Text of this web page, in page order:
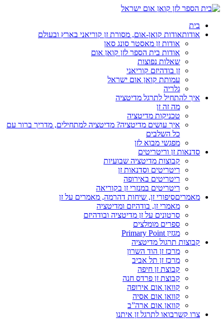
בית
אודותאודות קואן-אום, מסורת זן קוריאני בארץ ובעולם
אודות זן מאסטר סונג סאן
אודות בית הספר לזן קואן אום
שאלות נפוצות
זן בודהיזם קוריאני
עמותת קואן אום ישראל
גלריה
איך להתחיל לתרגל מדיטציה
מה זה זן
טכניקות מדיטציה
איך עושים מדיטציה? מדיטציה למתחילים, מדריך ברור עם
כל השלבים
מפגשי מבוא לזן
סדנאות זן וריטריטים
קבוצות מדיטציה שבועיות
ריטריטים וסדנאות זן
ריטריטים באירופה
ריטריטים במנזרי זן בקוריאה
מאמריםסיפורי זן, שיחות דהרמה, מאמרים על זן
מאמרי זן, בודהיזם ומדיטציה
סרטונים על זן מדיטציה ובודהיזם
ספרים מומלצים
מגזין Primary Point
קבוצות תרגול מדיטציה
מרכז זן הוד השרון
מרכז זן תל אביב
קבוצת זן חיפה
קבוצת זן פרדס חנה
קוואן אום אירופה
קוואן אום אסיה
קוואן אום ארה”ב
צרו קשרבואו לתרגל זן איתנו